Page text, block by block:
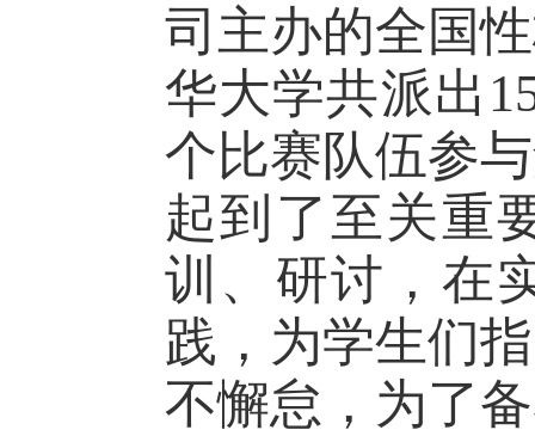
司主办的全国
华大学共派出
个比赛队伍参
起到了至关重
训、研讨，在
践，为学生们
不懈怠，为了